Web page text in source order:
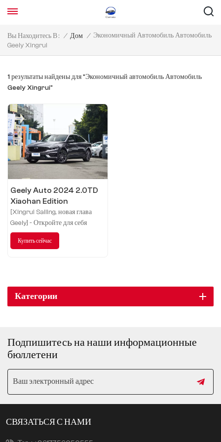
Вы Находитесь В : / Дом / Экономичный Автомобиль Автомобиль
Geely Xingrui
1 результаты найдены для "Экономичный автомобиль Автомобиль
Geely Xingrui"
Geely Auto 2024 2.0TD
Xiaohan Edition
[Xingrui Sailing, новая глава
Geely] - Откройте для себя
незабываемые впечатления от
путешествий в будущее.
Купить сейчас
Категории
Подпишитесь на наши информационные
бюллетени
СВЯЗАТЬСЯ С НАМИ